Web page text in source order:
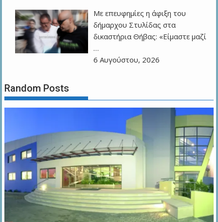
Με επευφημίες η άφιξη του
δήμαρχου Στυλίδας στα
δικαστήρια Θήβας: «Είμαστε μαζί
…
6 Αυγούστου, 2026
Random Posts